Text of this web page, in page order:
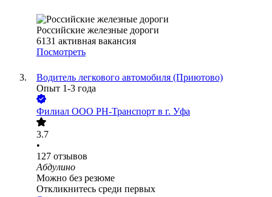
Российские железные дороги
6131 активная вакансия
Посмотреть
Водитель легкового автомобиля (Приютово)
Опыт 1-3 года
Филиал ООО РН-Транспорт в г. Уфа
3.7
•
127 отзывов
Абдулино
Можно без резюме
Откликнитесь среди первых